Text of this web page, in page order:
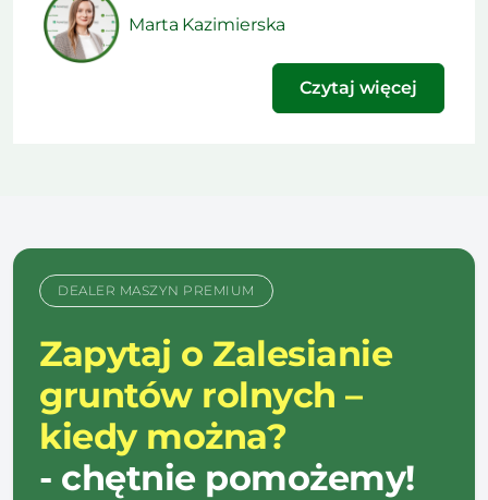
Marta Kazimierska
Czytaj więcej
DEALER MASZYN PREMIUM
Zapytaj o Zalesianie
gruntów rolnych –
kiedy można?
- chętnie pomożemy!